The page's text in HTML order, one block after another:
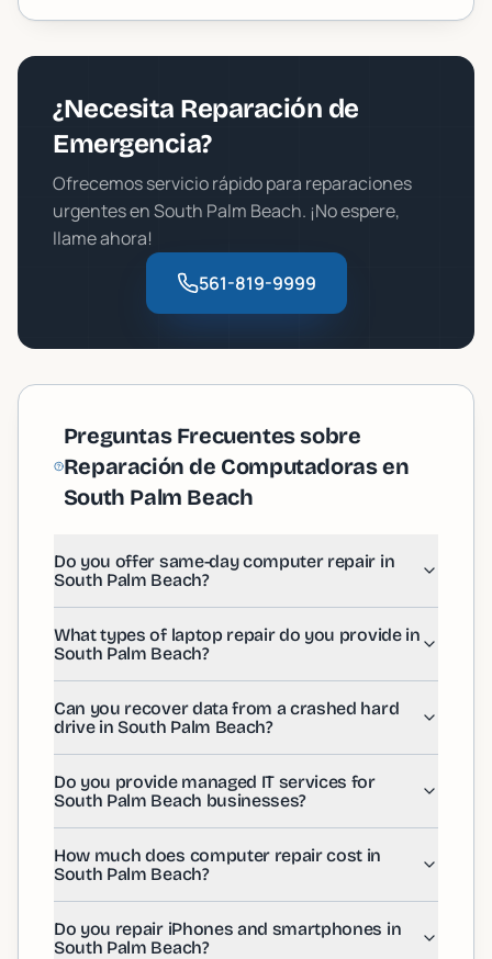
¿Necesita Reparación de
Emergencia?
Ofrecemos servicio rápido para reparaciones
urgentes enSouth Palm Beach. ¡No espere,
llame ahora!
561-819-9999
Preguntas Frecuentes sobre
Reparación de Computadoras en
South Palm Beach
Yes! We provide same-day computer repair services
What types of laptop repair do you provide in South
We offer comprehensive laptop repair services in
Can you recover data from a crashed hard drive in
Absolutely! Our data recovery specialists in South
Do you provide managed IT services for South Palm
Yes, we offer comprehensive managed IT services
How much does computer repair cost in South Palm
Computer repair costs in South Palm Beach vary
Do you repair iPhones and smartphones in South
Yes! We provide iPhone repair and smartphone
Do you offer same-day computer repair in
South Palm Beach?
What types of laptop repair do you provide in
South Palm Beach?
Can you recover data from a crashed hard
drive in South Palm Beach?
Do you provide managed IT services for
South Palm Beach businesses?
How much does computer repair cost in
South Palm Beach?
Do you repair iPhones and smartphones in
South Palm Beach?